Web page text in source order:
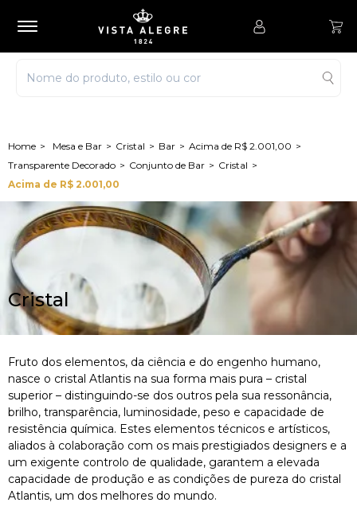
Mesa e Bar Cristal Bar
Acima de R$ 2.001,00
Transparente Decorado
Conjunto de Bar
Cristal
Acima de R$ 2.001,00
Cristal
Fruto dos elementos, da ciência e do engenho humano,
nasce o cristal Atlantis na sua forma mais pura – cristal
superior – distinguindo-se dos outros pela sua ressonância,
brilho, transparência, luminosidade, peso e capacidade de
resistência química. Estes elementos técnicos e artísticos,
aliados à colaboração com os mais prestigiados designers e a
um exigente controlo de qualidade, garantem a elevada
capacidade de produção e as condições de pureza do cristal
Atlantis, um dos melhores do mundo.